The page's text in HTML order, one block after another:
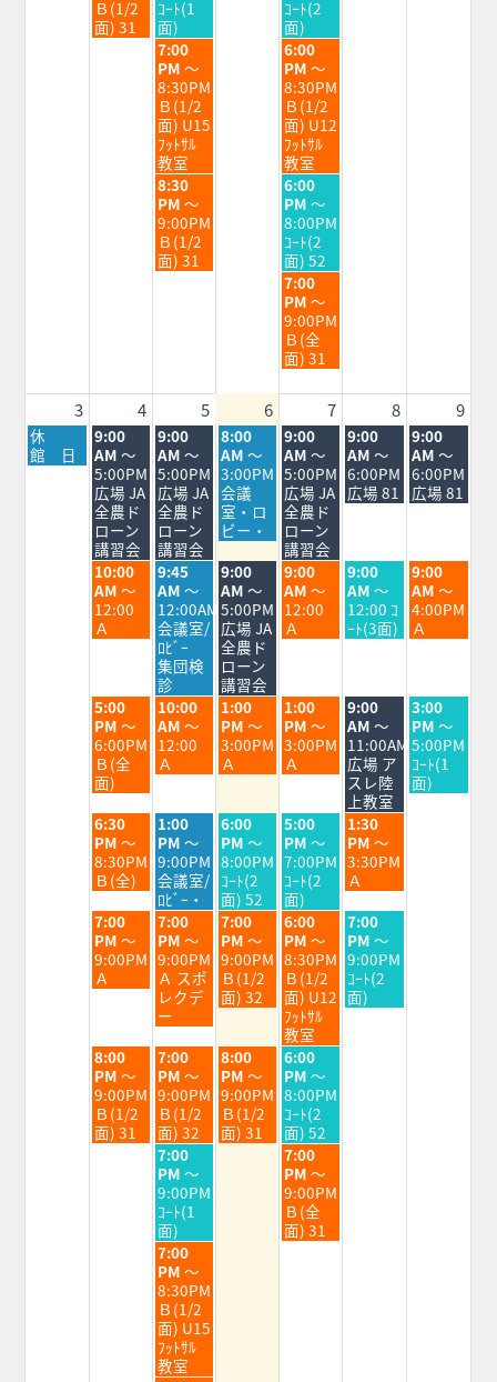
7
月
28th
Ｂ(1/2
面) 31
7
月
29th
2026
ｺｰﾄ(1
面)
7
月
31st
2026
ｺｰﾄ(2
面)
水
曜
日,
7
月
29th
2026
7:00
PM ～
8:30PM
Ｂ(1/2
面) U15
ﾌｯﾄｻﾙ
教室
金
曜
日,
7
月
31st
2026
6:00
PM ～
8:30PM
Ｂ(1/2
面) U12
ﾌｯﾄｻﾙ
教室
水
曜
日,
7
月
29th
8:30
PM ～
9:00PM
Ｂ(1/2
面) 31
金
曜
日,
7
月
31st
2026
6:00
PM ～
8:00PM
ｺｰﾄ(2
面) 52
金
曜
日,
7
月
31st
2026
7:00
PM ～
9:00PM
Ｂ(全
面) 31
3 4 5 6 7 8 9
月
曜
日,
休
館 日
火
曜
日,
8
月
4th
2026
9:00
AM ～
5:00PM
広場 JA
全農ド
ローン
講習会
水
曜
日,
8
月
5th
2026
9:00
AM ～
5:00PM
広場 JA
全農ド
ローン
講習会
木
曜
日,
8
月
6th
2026
8:00
AM ～
3:00PM
会議
室・ロ
ビー・
金
曜
日,
8
月
7th
2026
9:00
AM ～
5:00PM
広場 JA
全農ド
ローン
講習会
土
曜
日,
8
月
9:00
AM ～
6:00PM
広場 81
日
曜
日,
8
月
9:00
AM ～
6:00PM
広場 81
火
曜
日,
8
月
10:00
AM ～
12:00
Ａ
水
曜
日,
8
月
5th
2026
9:45
AM ～
12:00AM
会議室/
ﾛﾋﾞｰ
集団検
診
木
曜
日,
8
月
6th
2026
9:00
AM ～
5:00PM
広場 JA
全農ド
ローン
講習会
金
曜
日,
8
月
9:00
AM ～
12:00
Ａ
土
曜
日,
8
月
9:00
AM ～
12:00 ｺ
ｰﾄ(3面)
日
曜
日,
8
月
9:00
AM ～
4:00PM
Ａ
火
曜
日,
8
月
4th
2026
5:00
PM ～
6:00PM
Ｂ(全
面)
水
曜
日,
8
月
2026
10:00
AM ～
12:00
Ａ
木
曜
日,
8
月
2026
1:00
PM ～
3:00PM
Ａ
金
曜
日,
8
月
2026
1:00
PM ～
3:00PM
Ａ
土
曜
日,
8
月
8th
2026
9:00
AM ～
11:00AM
広場 ア
スレ陸
上教室
日
曜
日,
8
月
9th
3:00
PM ～
5:00PM
ｺｰﾄ(1
面)
火
曜
日,
8
月
4th
2026
6:30
PM ～
8:30PM
Ｂ(全)
水
曜
日,
8
月
5th
2026
1:00
PM ～
9:00PM
会議室/
ﾛﾋﾞｰ・
木
曜
日,
8
月
6th
2026
6:00
PM ～
8:00PM
ｺｰﾄ(2
面) 52
金
曜
日,
8
月
7th
2026
5:00
PM ～
7:00PM
ｺｰﾄ(2
面)
土
曜
日,
8
月
8th
2026
1:30
PM ～
3:30PM
Ａ
火
曜
日,
8
月
7:00
PM ～
9:00PM
Ａ
水
曜
日,
8
月
5th
2026
7:00
PM ～
9:00PM
Ａ スポ
レクデ
ー
木
曜
日,
8
月
6th
7:00
PM ～
9:00PM
Ｂ(1/2
面) 32
金
曜
日,
8
月
7th
2026
6:00
PM ～
8:30PM
Ｂ(1/2
面) U12
ﾌｯﾄｻﾙ
教室
土
曜
日,
8
月
8th
7:00
PM ～
9:00PM
ｺｰﾄ(2
面)
火
曜
日,
8
月
4th
8:00
PM ～
9:00PM
Ｂ(1/2
面) 31
水
曜
日,
8
月
5th
2026
7:00
PM ～
9:00PM
Ｂ(1/2
面) 32
木
曜
日,
8
月
6th
8:00
PM ～
9:00PM
Ｂ(1/2
面) 31
金
曜
日,
8
月
7th
2026
6:00
PM ～
8:00PM
ｺｰﾄ(2
面) 52
水
曜
日,
8
月
5th
2026
7:00
PM ～
9:00PM
ｺｰﾄ(1
面)
金
曜
日,
8
月
7th
7:00
PM ～
9:00PM
Ｂ(全
面) 31
水
曜
日,
8
月
5th
2026
7:00
PM ～
8:30PM
Ｂ(1/2
面) U15
ﾌｯﾄｻﾙ
教室